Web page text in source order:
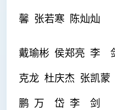
馨 张若寒 陈灿灿
戴瑜彬 侯郑亮 李
克龙 杜庆杰 张凯
鹏 万 岱 李 剑